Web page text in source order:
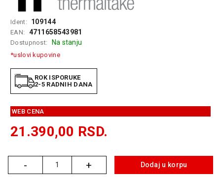
EELEKTRO
ZAŠTITA
SISTEMI
MREŽNA
SKENERI I
I KAMERE
Ident: 109144
EAN: 4711658543981
Dostupnost: Na stanju
*uslovi kupovine
ROK ISPORUKE
2-5 RADNIH DANA
WEB CENA
21.390,00 RSD.
-
Količina + Dodaj u korpu